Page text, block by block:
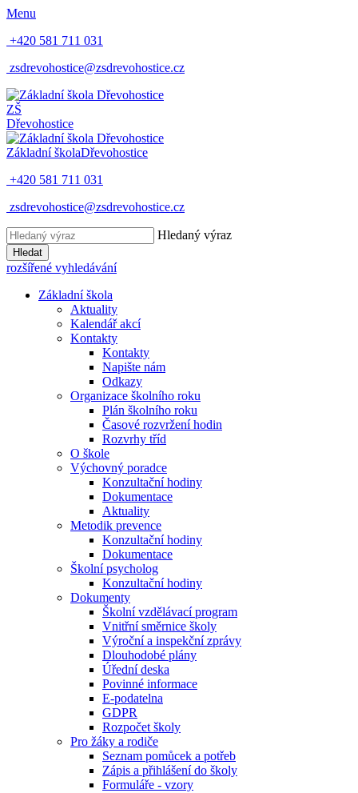
Menu
+420 581 711 031
zsdrevohostice@zsdrevohostice.cz
ZŠ
Dřevohostice
Základní školaDřevohostice
+420 581 711 031
zsdrevohostice@zsdrevohostice.cz
Hledaný výraz
Hledat
rozšířené vyhledávání
Základní škola
Aktuality
Kalendář akcí
Kontakty
Kontakty
Napište nám
Odkazy
Organizace školního roku
Plán školního roku
Časové rozvržení hodin
Rozvrhy tříd
O škole
Výchovný poradce
Konzultační hodiny
Dokumentace
Aktuality
Metodik prevence
Konzultační hodiny
Dokumentace
Školní psycholog
Konzultační hodiny
Dokumenty
Školní vzdělávací program
Vnitřní směrnice školy
Výroční a inspekční zprávy
Dlouhodobé plány
Úřední deska
Povinné informace
E-podatelna
GDPR
Rozpočet školy
Pro žáky a rodiče
Seznam pomůcek a potřeb
Zápis a přihlášení do školy
Formuláře - vzory